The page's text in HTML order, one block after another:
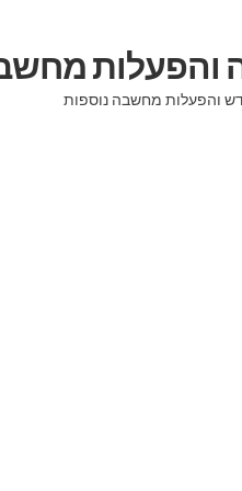
והפעלות
והפעלות מחשבה נוספות